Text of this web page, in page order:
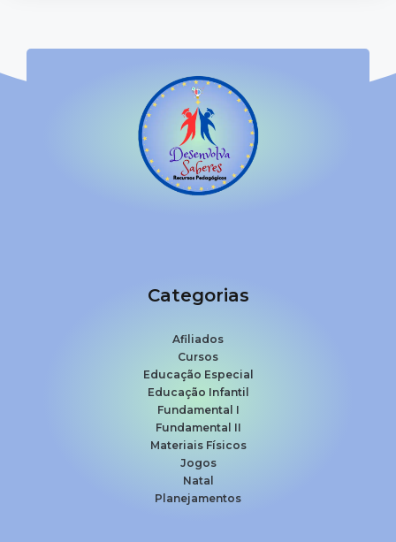
Categorias
Afiliados
Cursos
Educação Especial
Educação Infantil
Fundamental I
Fundamental II
Materiais Físicos
Jogos
Natal
Planejamentos